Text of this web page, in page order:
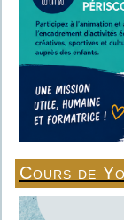
Cours de